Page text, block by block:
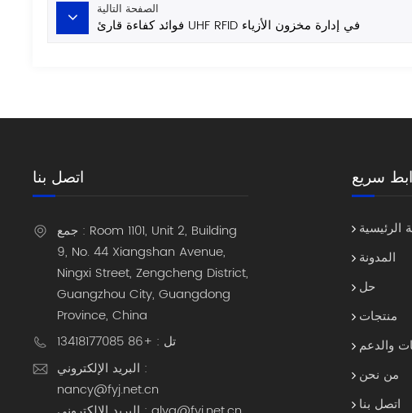
الصفحة التالية
فوائد كفاءة قارئ UHF RFID في إدارة مخزون الأزياء
اتصل بنا
جمع : Room 1101, Unit 2, Building
9, No. 44 Xiangshan Avenue,
Ningxi Street, Zengcheng District,
Guangzhou City, Guangdong
Province, China
تل : +86 13418177085
البريد الإلكتروني :
nancy@fyj.net.cn
سريع
الرئيسية
المدونة
حل
منتجات
والدعم
من نحن
اتصل بنا